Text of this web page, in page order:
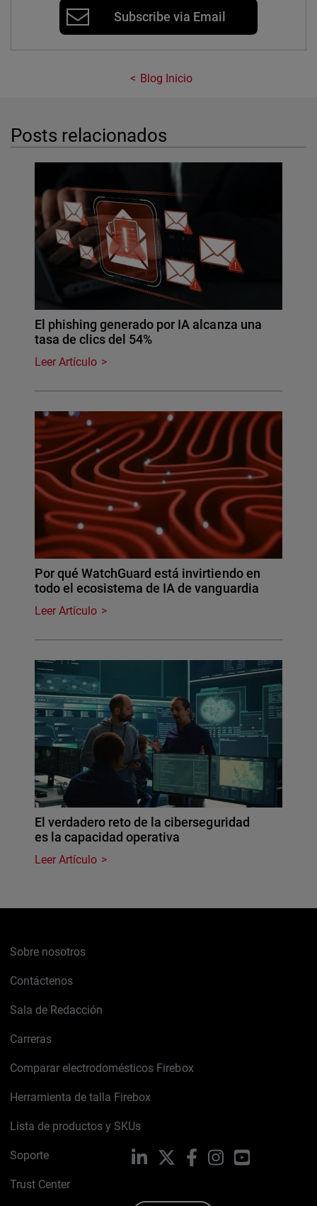
Subscribe via Email
Blog Inicio
Posts relacionados
El phishing generado por IA alcanza una
tasa de clics del 54%
Leer Artículo
Por qué WatchGuard está invirtiendo en
todo el ecosistema de IA de vanguardia
Leer Artículo
El verdadero reto de la ciberseguridad
es la capacidad operativa
Leer Artículo
Sobre nosotros
Contáctenos
Sala de Redacción
Carreras
Comparar electrodomésticos Firebox
Herramienta de talla Firebox
Lista de productos y SKUs
Soporte
Trust Center
LinkedIn FacebookInstagramYouTube